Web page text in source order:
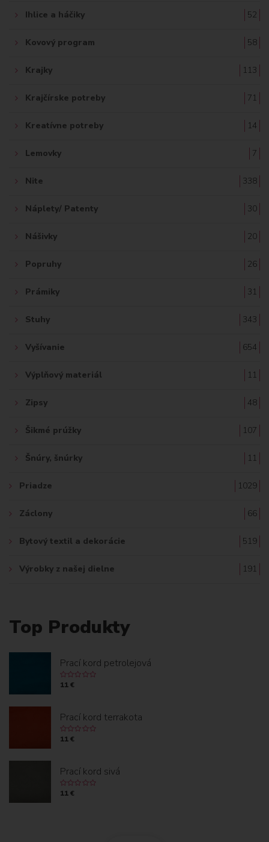
Ihlice a háčiky 52
Kovový program 58
Krajky 113
Krajčírske potreby 71
Kreatívne potreby 14
Lemovky 7
Nite 338
Náplety/ Patenty 30
Nášivky 20
Popruhy 26
Prámiky 31
Stuhy 343
Vyšívanie 654
Výplňový materiál 11
Zipsy 48
Šikmé prúžky 107
Šnúry, šnúrky 11
Priadze 1029
Záclony 66
Bytový textil a dekorácie 519
Výrobky z našej dielne 191
Top Produkty
Prací kord petrolejová
11 €
Prací kord terrakota
11 €
Prací kord sivá
11 €